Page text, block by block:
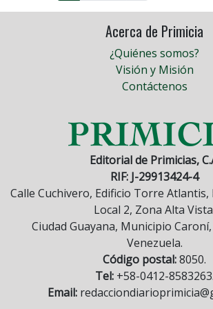
Acerca de Primicia
¿Quiénes somos?
Visión y Misión
Contáctenos
Editorial de Primicias,
RIF: J-29913424-4
Calle Cuchivero, Edificio Torre Atlantis,
Local 2, Zona Alta
Ciudad Guayana, Municipio
Venezuela.
Código postal:8050.
Tel:+58-0412-8583263.
Email: